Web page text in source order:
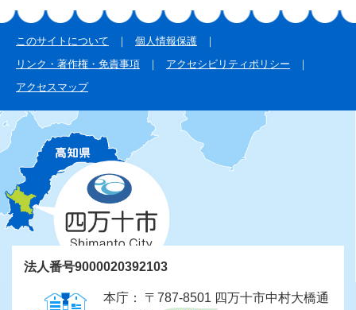
このサイトについて
個人情報保護
リンク・著作権・免責事項
アクセシビリティポリシー
アクセスマップ
法人番号9000020392103
本庁： 〒787-8501 四万十市中村大橋通